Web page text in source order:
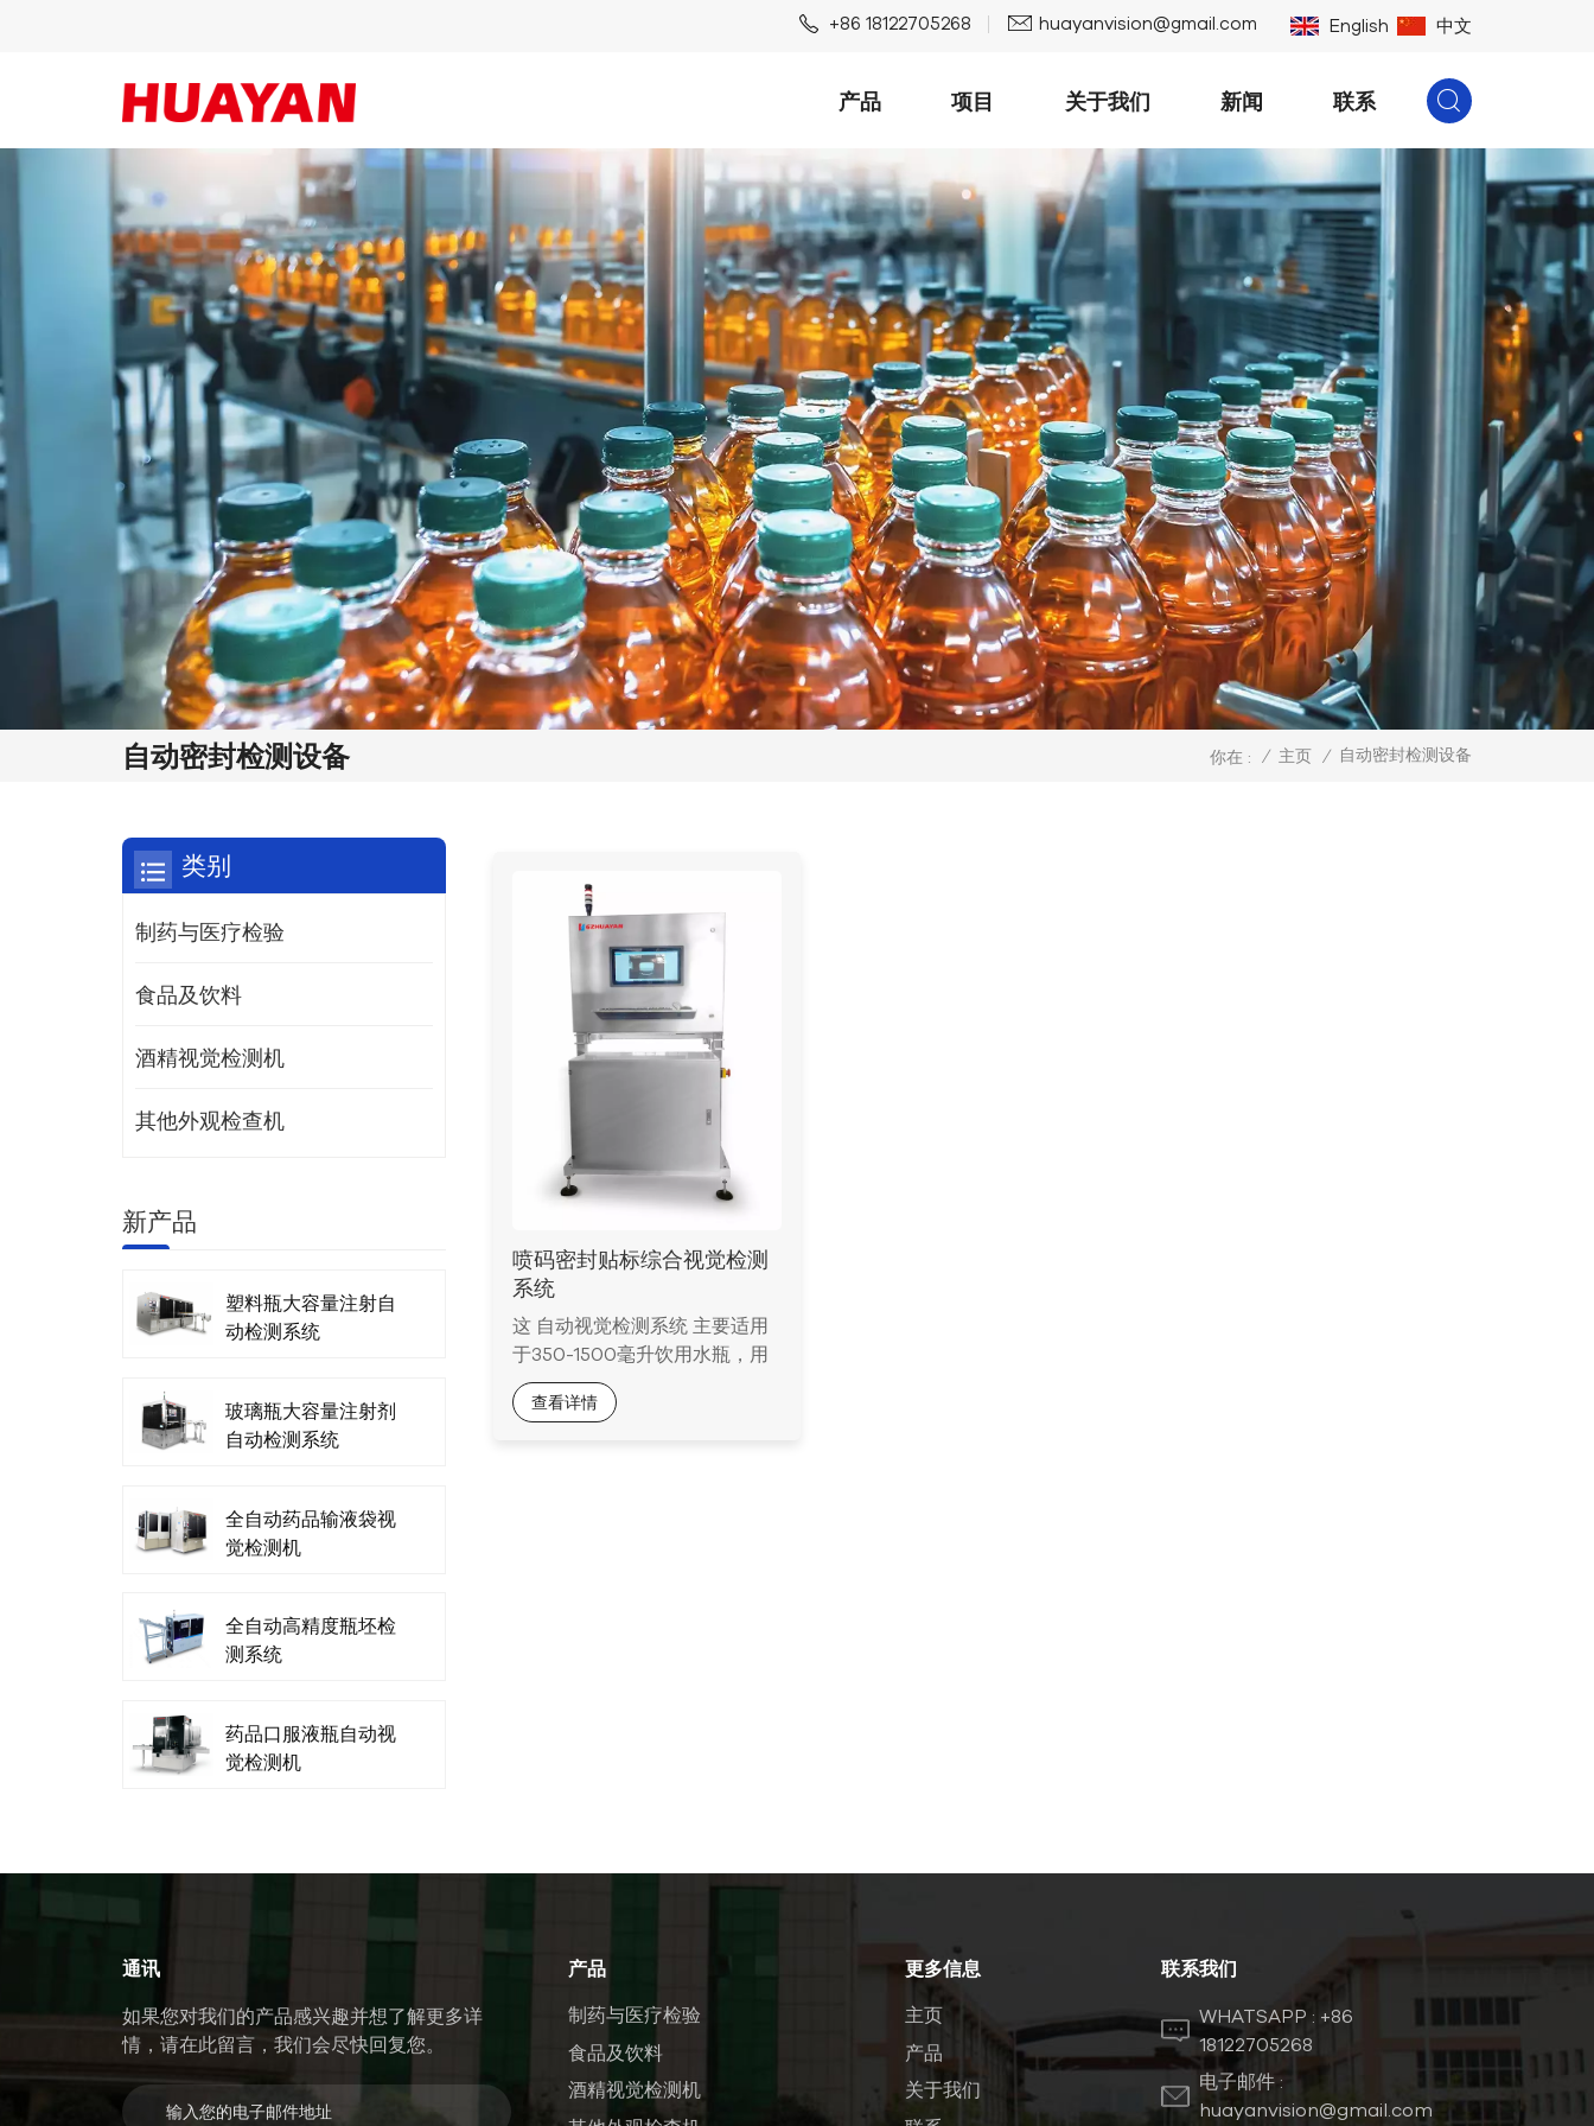
English 中文
+86 18122705268 huayanvision@gmail.com
产品 项目 关于我们 新闻 联系
自动密封检测设备 你在 : / 主页 / 自动密封检测设备
喷码密封贴标综合视觉检测
系统
这 自动视觉检测系统 主要适用
于350-1500毫升饮用水瓶，用
于检查产品编码、密封和贴标，
可提高包装精度和制造过程中的
查看详情
类别
制药与医疗检验
食品及饮料
酒精视觉检测机
其他外观检查机
新产品
塑料瓶大容量注射自
动检测系统
玻璃瓶大容量注射剂
自动检测系统
全自动药品输液袋视
觉检测机
全自动高精度瓶坯检
测系统
药品口服液瓶自动视
觉检测机
通讯
如果您对我们的产品感兴趣并想了解更多详
情，请在此留言，我们会尽快回复您。
产品
制药与医疗检验
食品及饮料
酒精视觉检测机
更多信息
主页
产品
关于我们
联系我们
WHATSAPP : +86
18122705268
电子邮件 :
huayanvision@gmail.com